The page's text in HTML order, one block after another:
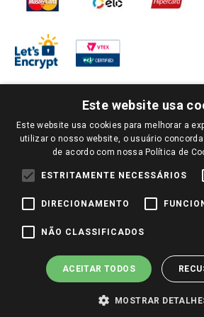
PARA VER OS PREÇOS DA SUA REGIÃO, FAÇA
SUA PREFERÊNCIA. SOMENTE APÓS O LOGIN, OS
LOJA SERÃO
TODOS OS PREÇOS E CONDIÇÕES COMERCIAIS
PARA COMPRAS REALIZADAS NO GIASSI.COM.BR
PREÇOS PARA AS VENDAS ONLINE DIVULGADOS
COMUNICAÇÃO E SITES DE
2022 COPYRIGHT - GIASSI SUPERMERCADOS. TODOS
Este website usa
Este website usa cookies para melhorar a
utilizar o nosso website, o usuário
de acordo com nossa Política de
ESTRITAMENTE NECESSÁRIOS
DIRECIONAMENTO
NÃO CLASSIFICADOS
ACEITAR TODOS
MOSTRAR